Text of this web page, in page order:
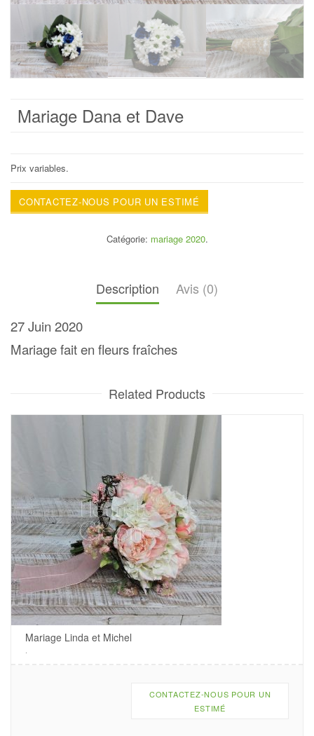
Mariage Dana et Dave
Prix variables.
CONTACTEZ-NOUS POUR UN ESTIMÉ
Catégorie: mariage 2020.
Description Avis (0)
27 Juin 2020
Mariage fait en fleurs fraîches
Related Products
Mariage Linda et Michel
CONTACTEZ-NOUS POUR UN
ESTIMÉ